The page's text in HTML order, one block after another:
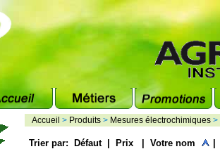
Accueil > Produits > Mesures électrochimiques >
Trier par: Défaut| Prix Votre nom